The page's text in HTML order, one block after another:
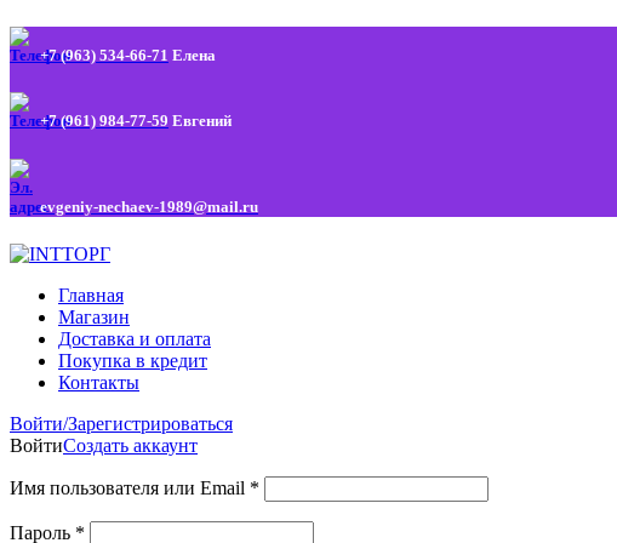
+7 (963) 534-66-71 Елена
+7 (961) 984-77-59 Евгений
evgeniy-nechaev-1989@mail.ru
Главная
Магазин
Доставка и оплата
Покупка в кредит
Контакты
Войти/Зарегистрироваться
ВойтиСоздать аккаунт
Имя пользователя или Email *
Пароль *